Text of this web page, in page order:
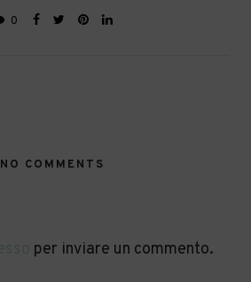
0
NO COMMENTS
per inviare un commento.